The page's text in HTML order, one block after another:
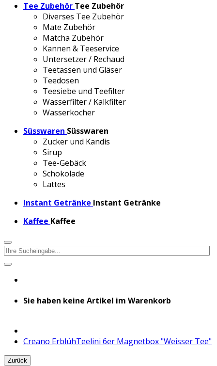
Tee Zubehör Tee Zubehör
Diverses Tee Zubehör
Mate Zubehör
Matcha Zubehör
Kannen & Teeservice
Untersetzer / Rechaud
Teetassen und Gläser
Teedosen
Teesiebe und Teefilter
Wasserfilter / Kalkfilter
Wasserkocher
Süsswaren Süsswaren
Zucker und Kandis
Sirup
Tee-Gebäck
Schokolade
Lattes
Instant Getränke Instant Getränke
Kaffee Kaffee
Sie haben keine Artikel im Warenkorb
Creano ErblühTeelini 6er Magnetbox "Weisser Tee"
Zurück